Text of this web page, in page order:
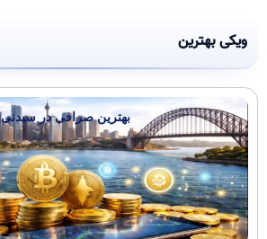
ویکی بهترین
بهترین صرافی در سیدنی